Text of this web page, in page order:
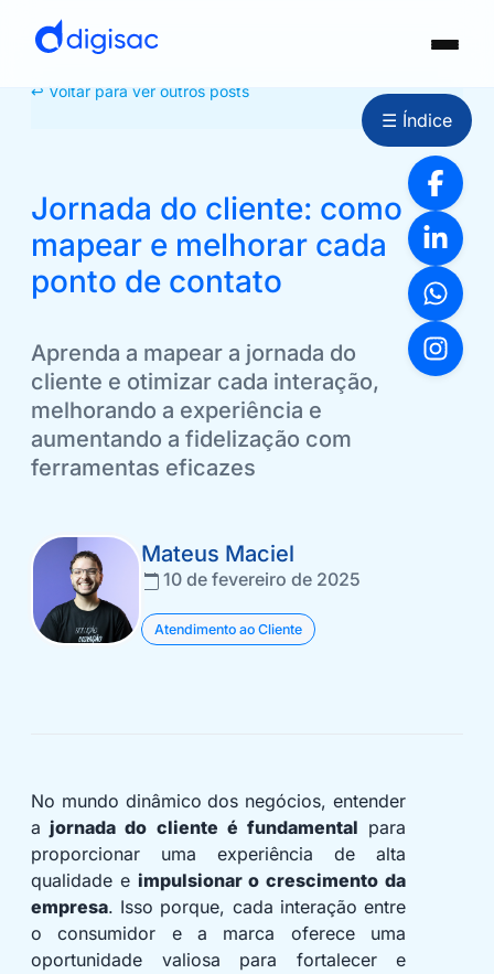
↩ Voltar para ver outros posts
Jornada do cliente: como
mapear e melhorar cada
ponto de contato
Aprenda a mapear a jornada do
cliente e otimizar cada interação,
melhorando a experiência e
aumentando a fidelização com
ferramentas eficazes
Mateus Maciel
10 de fevereiro de 2025
Atendimento ao Cliente
No mundo dinâmico dos negócios, entender
a jornada do cliente é fundamental para
proporcionar uma experiência de alta
qualidade e impulsionar o crescimento da
empresa. Isso porque, cada interação entre
o consumidor e a marca oferece uma
oportunidade valiosa para fortalecer e
☰ Índice